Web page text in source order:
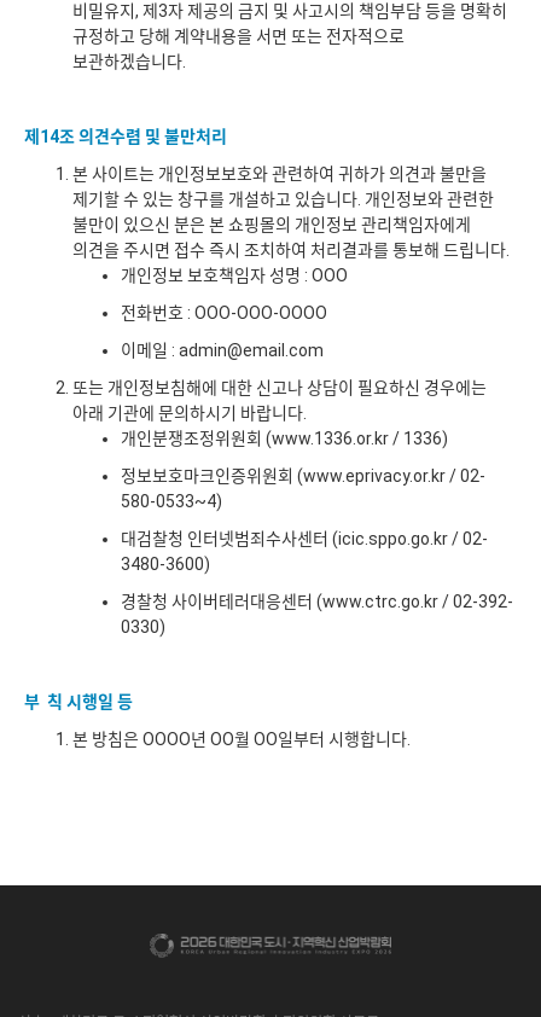
비밀유지, 제3자 제공의 금지 및 사고시의 책임부담 등을 명확히
규정하고 당해 계약내용을 서면 또는 전자적으로
보관하겠습니다.
제14조 의견수렴 및 불만처리
본 사이트는 개인정보보호와 관련하여 귀하가 의견과 불만을
제기할 수 있는 창구를 개설하고 있습니다. 개인정보와 관련한
불만이 있으신 분은 본 쇼핑몰의 개인정보 관리책임자에게
의견을 주시면 접수 즉시 조치하여 처리결과를 통보해 드립니다.
개인정보 보호책임자 성명 : OOO
전화번호 : OOO-OOO-OOOO
이메일 : admin@email.com
또는 개인정보침해에 대한 신고나 상담이 필요하신 경우에는
아래 기관에 문의하시기 바랍니다.
개인분쟁조정위원회 (www.1336.or.kr/ 1336)
정보보호마크인증위원회 (www.eprivacy.or.kr/ 02-
580-0533~4)
대검찰청 인터넷범죄수사센터 (icic.sppo.go.kr/ 02-
3480-3600)
경찰청 사이버테러대응센터 (www.ctrc.go.kr/ 02-392-
0330)
부 칙 시행일 등
본 방침은 OOOO년 OO월 OO일부터 시행합니다.